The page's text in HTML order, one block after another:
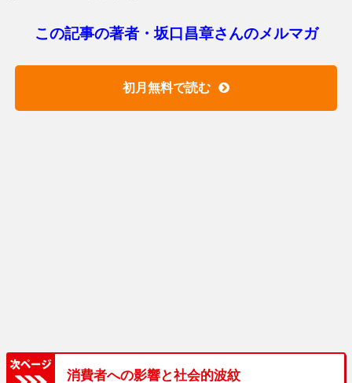
この記事の著者・坂口昌章さんのメルマガ
初月無料で読む
消費者への影響と社会的波紋